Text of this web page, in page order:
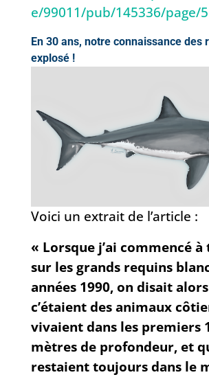
e/99011/pub/145336/page/5
En 30 ans, notre connaissance des
explosé !
Voici un extrait de l’article :
« Lorsque j’ai commencé
sur les grands requins
années 1990, on disait
c’étaient des animaux
vivaient dans les premiers
mètres de profondeur, et
restaient toujours dans le